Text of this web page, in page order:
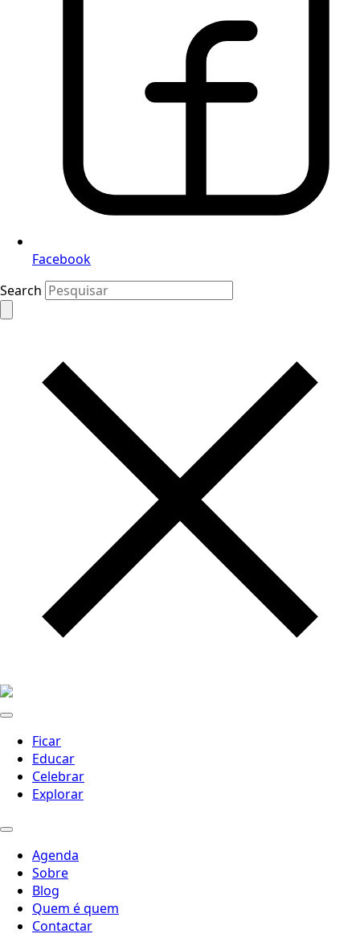
Facebook
Search
Ficar
Educar
Celebrar
Explorar
Agenda
Sobre
Blog
Quem é quem
Contactar